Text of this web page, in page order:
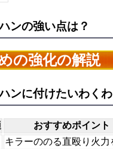
ンの強い点は？
の強化の解説
ンに付けたいわく
おすすめポイント
キラーののる直殴り火力